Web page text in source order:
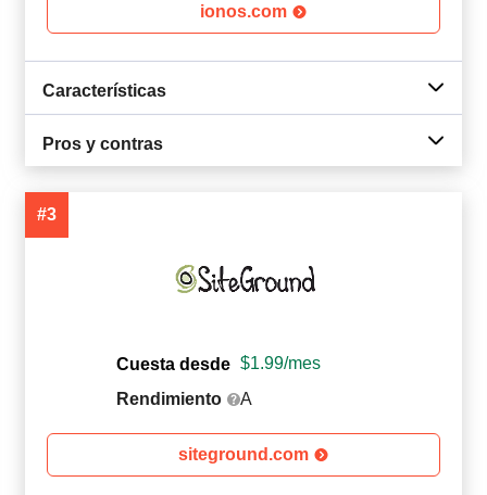
ionos.com
Características
Pros y contras
#3
Cuesta desde $1.99/mes
Rendimiento
A
siteground.com